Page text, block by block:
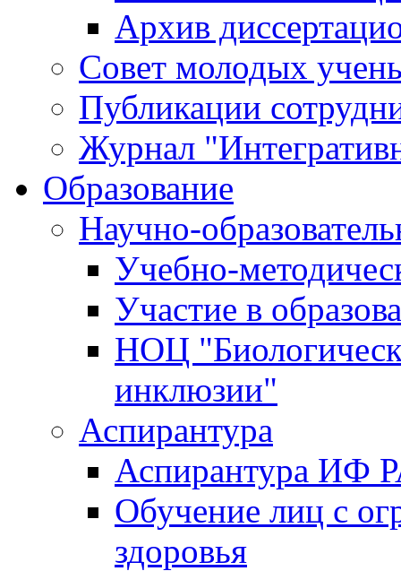
Архив
Совет молодых
Публикации
Журнал
Образование
Научно-
Учебно-
Участие в
НОЦ
инклюзии"
Аспирантура
Аспирантура ИФ
Обучение лиц с
здоровья